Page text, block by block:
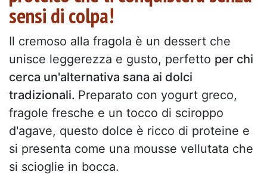
sensi di colpa!
Il cremoso alla fragola è un dessert che
unisce leggerezza e gusto, perfetto per chi
cerca un'alternativa sana ai dolci
tradizionali. Preparato con yogurt greco,
fragole fresche e un tocco di sciroppo
d'agave, questo dolce è ricco di proteine e
si presenta come una mousse vellutata che
si scioglie in bocca.